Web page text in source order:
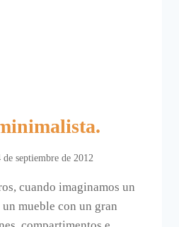
de septiembre de 2012
cuando imaginamos un
mueble con un gran